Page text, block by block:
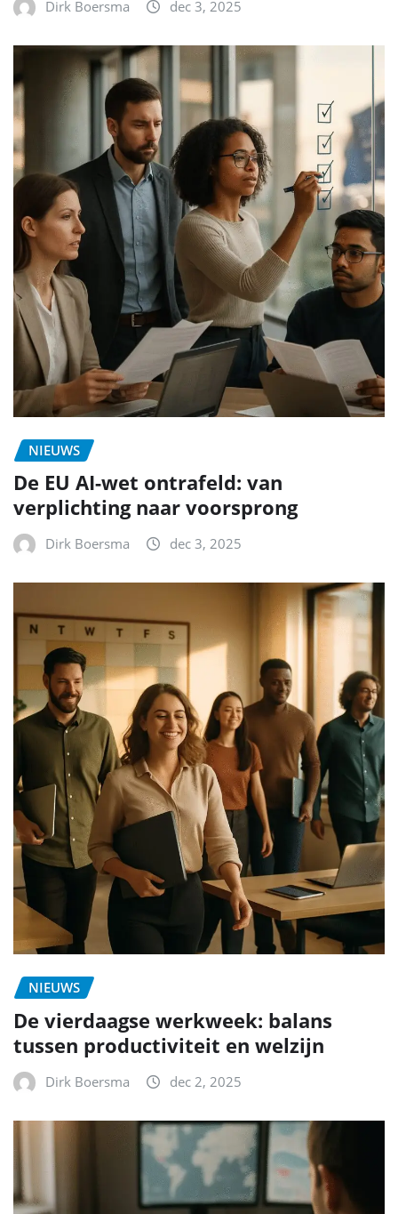
Dirk Boersma dec 3, 2025
NIEUWS
De EU AI-wet ontrafeld: van
verplichting naar voorsprong
Dirk Boersma dec 3, 2025
NIEUWS
De vierdaagse werkweek: balans
tussen productiviteit en welzijn
Dirk Boersma dec 2, 2025